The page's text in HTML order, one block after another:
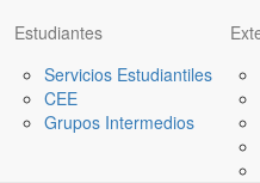
Estudiantes
Servicios Estudiantiles
CEE
Grupos Intermedios